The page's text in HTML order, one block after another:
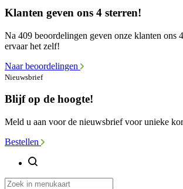
Klanten geven ons 4 sterren!
Na 409 beoordelingen geven onze klanten ons
ervaar het zelf!
Naar beoordelingen
Nieuwsbrief
Blijf op de hoogte!
Meld u aan voor de nieuwsbrief voor unieke
Bestellen